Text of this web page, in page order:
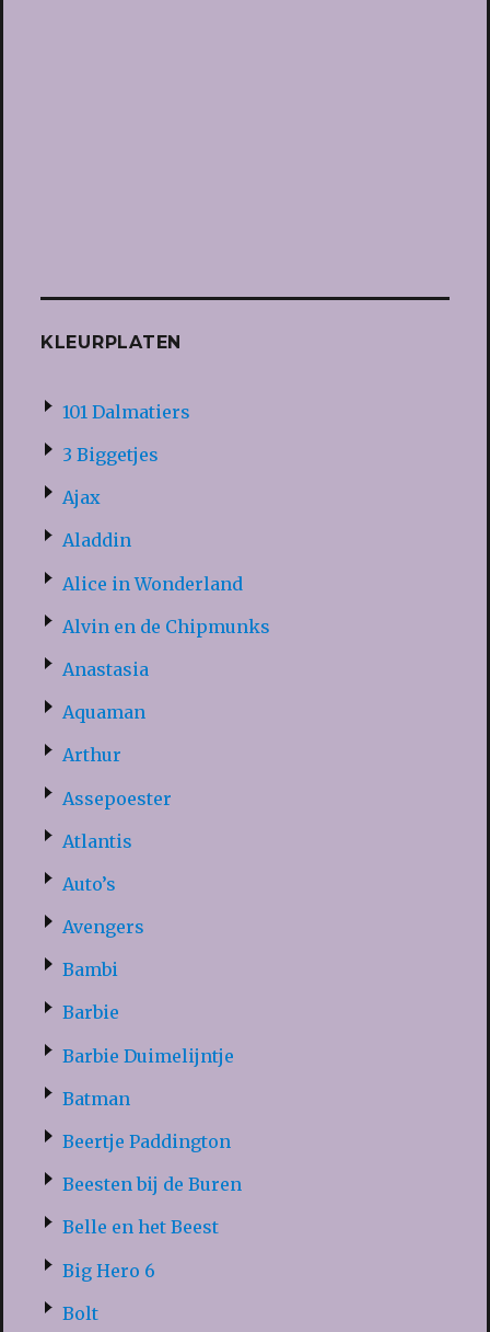
KLEURPLATEN
101 Dalmatiers
3 Biggetjes
Ajax
Aladdin
Alice in Wonderland
Alvin en de Chipmunks
Anastasia
Aquaman
Arthur
Assepoester
Atlantis
Auto’s
Avengers
Bambi
Barbie
Barbie Duimelijntje
Batman
Beertje Paddington
Beesten bij de Buren
Belle en het Beest
Big Hero 6
Bolt